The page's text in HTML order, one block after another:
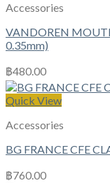
Accessories
VANDOREN
0.35mm)
฿480.00
Quick View
Accessories
BG FRANCE CFE
฿760.00